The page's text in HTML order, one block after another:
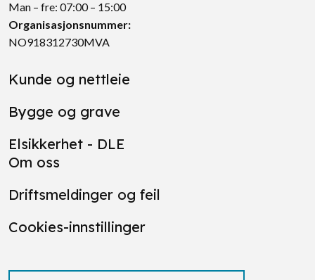
Man – fre: 07:00 – 15:00
Organisasjonsnummer:
NO918312730MVA
Kunde og nettleie
Bygge og grave
Elsikkerhet - DLE
Om oss
Driftsmeldinger og feil
Cookies-innstillinger